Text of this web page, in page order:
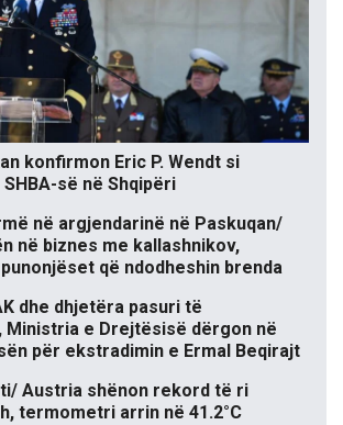
konfirmon Eric P. Wendt si
së në Shqipëri
në argjendarinë në Paskuqan/
në biznes me kallashnikov,
që ndodheshin brenda
dhe dhjetëra pasuri të
Ministria e Drejtësisë dërgon në
për ekstradimin e Ermal Beqirajt
Austria shënon rekord të ri
termometri arrin në 41.2°C